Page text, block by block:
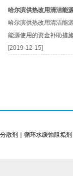
哈尔滨供热改用清洁能
哈尔滨供热改用清洁能
能源使用的资金补助措
[2019-12-15]
散剂｜循环水缓蚀阻垢